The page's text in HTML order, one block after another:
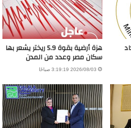
هزة أرضية بقوة 5.9 ريختر يشعر بها
سكان مصر وعدد من المدن
2026/08/03 3:19:19 صباحًا